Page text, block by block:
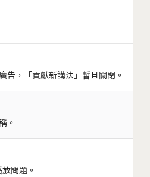
告，「貢獻新講法」暫且關閉。
。
問題。